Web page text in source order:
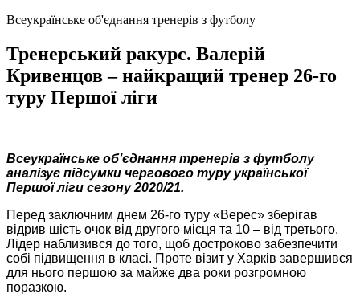
Всеукраїнське об'єднання тренерів з футболу
Тренерський ракурс. Валерій
Кривенцов – найкращий тренер 26-го
туру Першої ліги
Всеукраїнське об’єднання тренерів з футболу
аналізує підсумки чергового туру української
Першої ліги сезону 2020/21.
Перед заключним днем 26-го туру «Верес» зберігав
відрив шість очок від другого місця та 10 – від третього.
Лідер наблизився до того, щоб достроково забезпечити
собі підвищення в класі. Проте візит у Харків завершився
для нього першою за майже два роки розгромною
поразкою.